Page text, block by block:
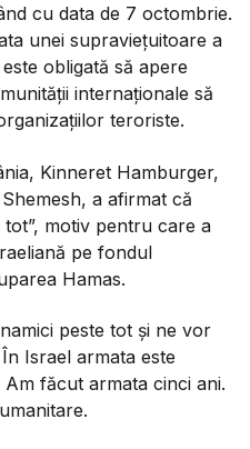
cu data de 7 octombrie.
unei supraviețuitoare a
obligată să apere
internaționale să
teroriste.
Kinneret Hamburger,
a afirmat că
motiv pentru care a
pe fondul
Hamas.
peste tot și ne vor
Israel armata este
făcut armata cinci ani.